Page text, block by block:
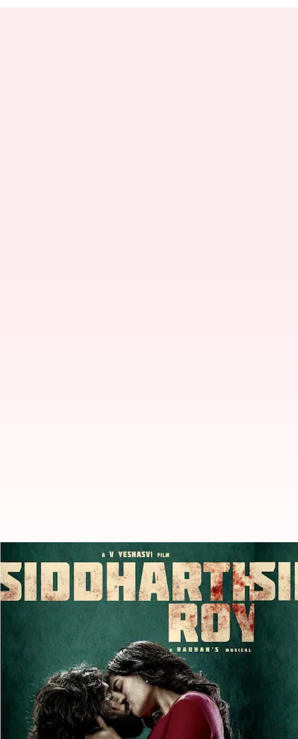
సిద్ధార్థ్ రాయ్ సినిమాతో హీరోగా
వ్రాసిన వారు Sriram Pranateja Feb 15, 2023 06:14 pm
మహేష్ బాబు,ప్రభాస్నటించిన సినిమాల్లో
కూడా రివీల్ చేశారు.
ఫస్ట్ లుక్ పోస్టర్లో దీపక్ సరోజ్ మొహం స్పష్టంగా
హీరో హీరోయిన్లు లిప్ కిస్ తో కనిపించారు.
ఇది లవ్ స్టోరీ కాదు లైఫ్ స్టోరీ అని క్యాప్షన్ లో